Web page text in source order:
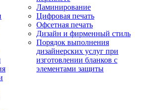
Ламинирование
Цифровая печать
Офсетная печать
Дизайн и фирменный стиль
Порядок выполнения
дизайнерских услуг при
изготовлении бланков с
элементами защиты